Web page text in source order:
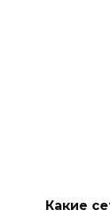
Какие